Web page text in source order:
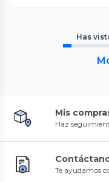
Has
Mis
Haz
Te ayudamos